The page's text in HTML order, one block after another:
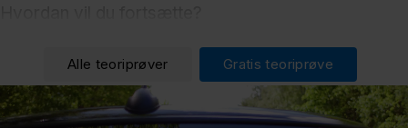
Alle teoriprøver Gratis teoriprøve